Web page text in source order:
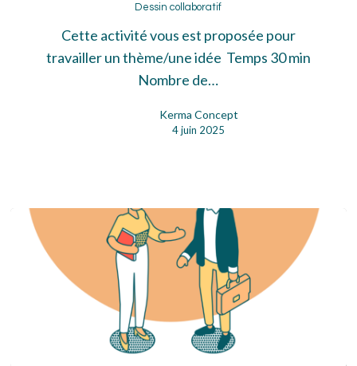
collaboratif
Dessin collaboratif
Cette activité vous est proposée pour
travailler un thème/une idée Temps 30 min
Nombre de…
Kerma Concept
4 juin 2025